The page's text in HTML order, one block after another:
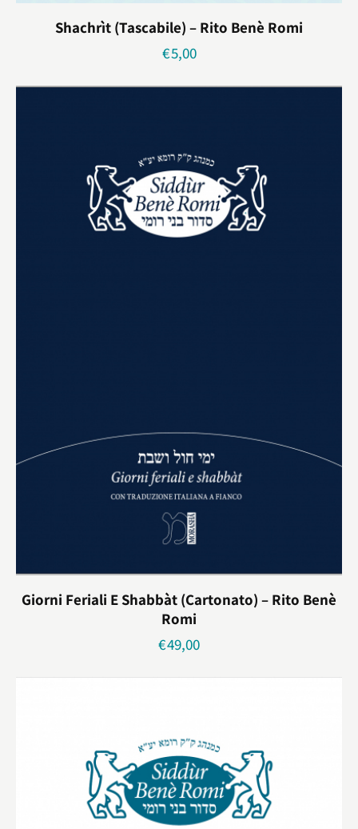
Shachrìt (tascabile) – Rito Benè Romi
€5,00
Giorni Feriali E Shabbàt (cartonato) – Rito Benè
Romi
€49,00